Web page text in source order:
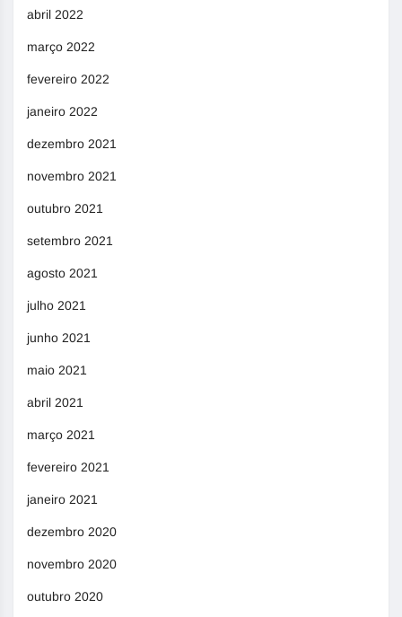
abril 2022
março 2022
fevereiro 2022
janeiro 2022
dezembro 2021
novembro 2021
outubro 2021
setembro 2021
agosto 2021
julho 2021
junho 2021
maio 2021
abril 2021
março 2021
fevereiro 2021
janeiro 2021
dezembro 2020
novembro 2020
outubro 2020